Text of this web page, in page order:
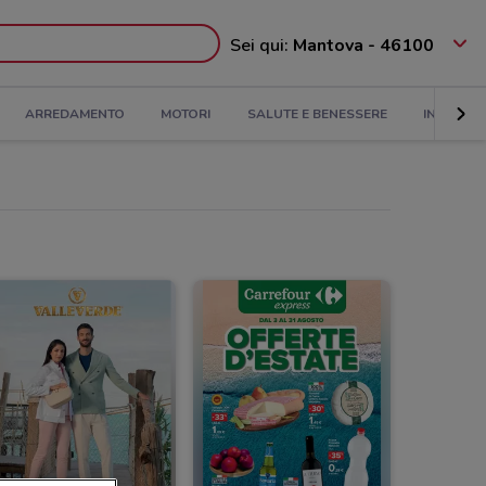
Sei qui: Mantova - 46100
ARREDAMENTO MOTORI SALUTE E BENESSERE INFANZIA